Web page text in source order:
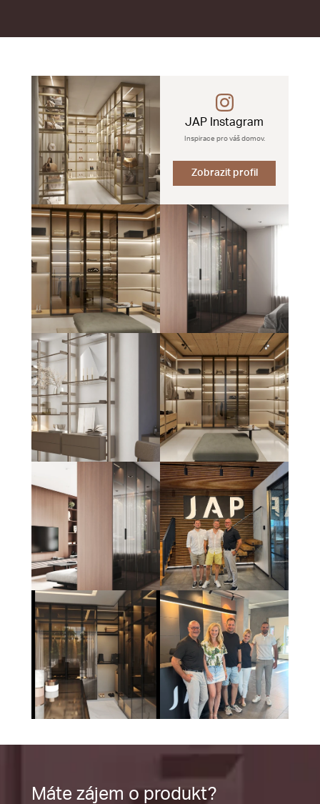
JAP Instagram
Inspirace pro váš domov.
Zobrazit profil
Máte zájem o produkt?